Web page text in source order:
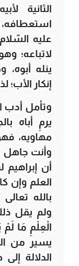
الثانية
استعطافه،
عليه
لاتباعه؛
ينله
إنكار الأب؛
وتأمل أدب
يرمِ أباه
مهاويه،
وأنت جاهل
أن
العلم وإن
بالله
ولم يقل
الْعِلْمِ مَا
يسير من
الدلالة